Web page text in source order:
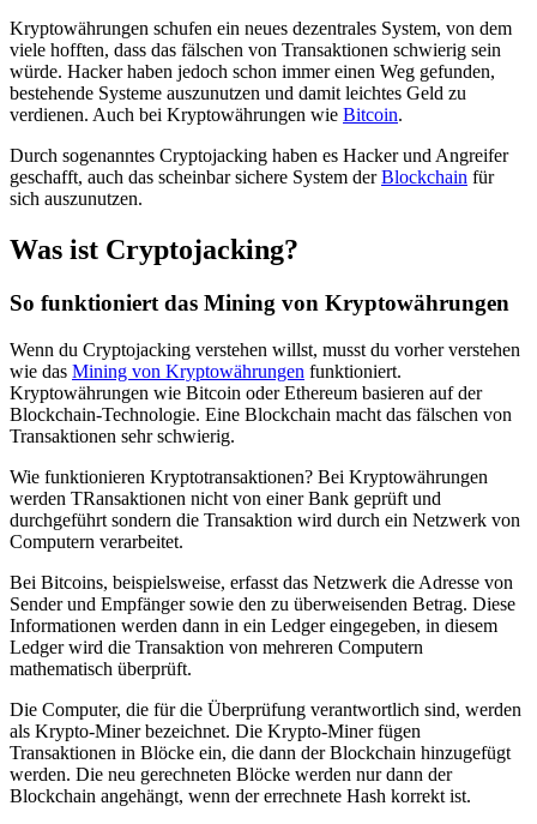
Kryptowährungen schufen ein neues dezentrales System, von dem
viele hofften, dass das fälschen von Transaktionen schwierig sein
würde. Hacker haben jedoch schon immer einen Weg gefunden,
bestehende Systeme auszunutzen und damit leichtes Geld zu
verdienen. Auch bei Kryptowährungen wie Bitcoin.
Durch sogenanntes Cryptojacking haben es Hacker und Angreifer
geschafft, auch das scheinbar sichere System derBlockchain für
sich auszunutzen.
Was ist Cryptojacking?
So funktioniert das Mining von Kryptowährungen
Wenn du Cryptojacking verstehen willst, musst du vorher verstehen
wie das Mining von Kryptowährungen funktioniert.
Kryptowährungen wie Bitcoin oder Ethereum basieren auf der
Blockchain-Technologie. Eine Blockchain macht das fälschen von
Transaktionen sehr schwierig.
Wie funktionieren Kryptotransaktionen? Bei Kryptowährungen
werden TRansaktionen nicht von einer Bank geprüft und
durchgeführt sondern die Transaktion wird durch ein Netzwerk von
Computern verarbeitet.
Bei Bitcoins, beispielsweise, erfasst das Netzwerk die Adresse von
Sender und Empfänger sowie den zu überweisenden Betrag. Diese
Informationen werden dann in ein Ledger eingegeben, in diesem
Ledger wird die Transaktion von mehreren Computern
mathematisch überprüft.
Die Computer, die für die Überprüfung verantwortlich sind, werden
als Krypto-Miner bezeichnet. Die Krypto-Miner fügen
Transaktionen in Blöcke ein, die dann der Blockchain hinzugefügt
werden. Die neu gerechneten Blöcke werden nur dann der
Blockchain angehängt, wenn der errechnete Hash korrekt ist.